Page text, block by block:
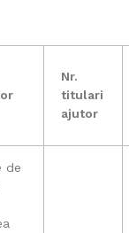
Nr.
titulari
ajutor
de